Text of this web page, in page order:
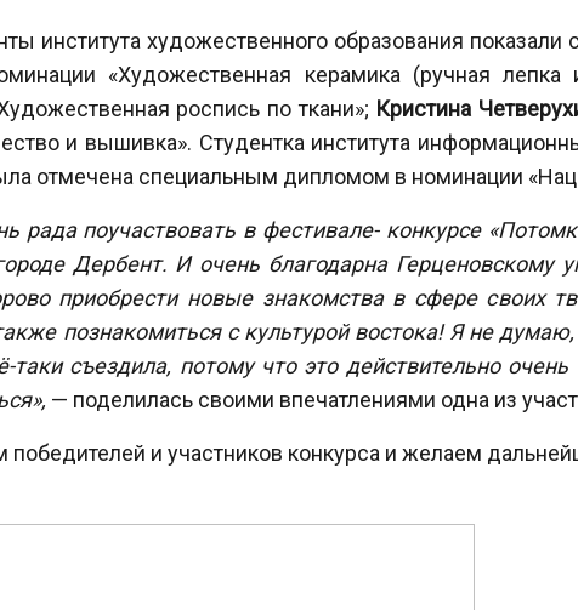
института художественного образования показали
«Художественная керамика (ручная лепка
роспись по ткани»; Кристина
и вышивка». Студентка института
отмечена специальным дипломом в номинации
рада поучаствовать в фестивале- конкурсе
Дербент. И очень благодарна Герценовскому
приобрести новые знакомства в сфере своих
познакомиться с культурой востока! Я не
таки съездила, потому что это действительно
— поделилась своими впечатлениями одна из
победителей и участников конкурса и желаем